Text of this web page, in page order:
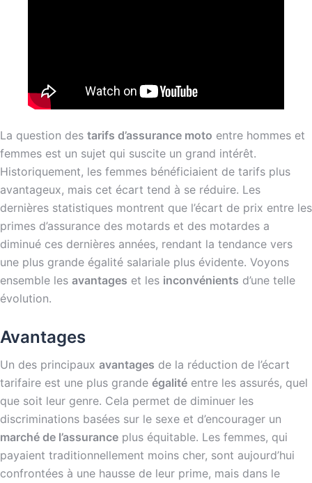
La question des tarifs d’assurance moto entre hommes et
femmes est un sujet qui suscite un grand intérêt.
Historiquement, les femmes bénéficiaient de tarifs plus
avantageux, mais cet écart tend à se réduire. Les
dernières statistiques montrent que l’écart de prix entre les
primes d’assurance des motards et des motardes a
diminué ces dernières années, rendant la tendance vers
une plus grande égalité salariale plus évidente. Voyons
ensemble les avantages et les inconvénients d’une telle
évolution.
Avantages
Un des principaux avantages de la réduction de l’écart
tarifaire est une plus grande égalité entre les assurés, quel
que soit leur genre. Cela permet de diminuer les
discriminations basées sur le sexe et d’encourager un
marché de l’assurance plus équitable. Les femmes, qui
payaient traditionnellement moins cher, sont aujourd’hui
confrontées à une hausse de leur prime, mais dans le